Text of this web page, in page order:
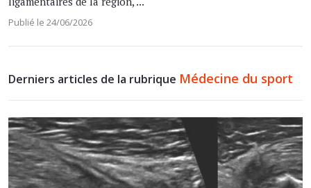
Publié le 24/06/2026
Derniers articles de la rubrique Médecine du sport